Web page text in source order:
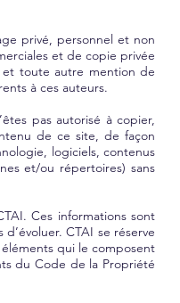
privé, personnel et non
et de copie privée
et toute autre mention de
à ces auteurs.
pas autorisé à copier,
de ce site, de façon
logiciels, contenus
et/ou répertoires) sans
Ces informations sont
CTAI se réserve
qui le composent
du Code de la Propriété